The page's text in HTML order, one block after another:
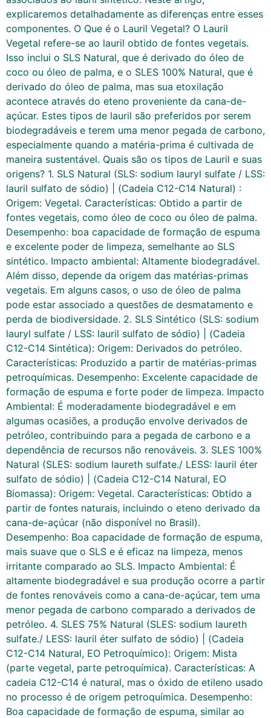
explicaremos detalhadamente as diferenças entre esses
componentes. O Que é o Lauril Vegetal? O Lauril
Vegetal refere-se ao lauril obtido de fontes vegetais.
Isso inclui o SLS Natural, que é derivado do óleo de
coco ou óleo de palma, e o SLES 100% Natural, que é
derivado do óleo de palma, mas sua etoxilação
acontece através do eteno proveniente da cana-de-
açúcar. Estes tipos de lauril são preferidos por serem
biodegradáveis e terem uma menor pegada de carbono,
especialmente quando a matéria-prima é cultivada de
maneira sustentável. Quais são os tipos de Lauril e suas
origens? 1. SLS Natural (SLS: sodium lauryl sulfate / LSS:
lauril sulfato de sódio) | (Cadeia C12-C14 Natural) :
Origem: Vegetal. Características: Obtido a partir de
fontes vegetais, como óleo de coco ou óleo de palma.
Desempenho: boa capacidade de formação de espuma
e excelente poder de limpeza, semelhante ao SLS
sintético. Impacto ambiental: Altamente biodegradável.
Além disso, depende da origem das matérias-primas
vegetais. Em alguns casos, o uso de óleo de palma
pode estar associado a questões de desmatamento e
perda de biodiversidade. 2. SLS Sintético (SLS: sodium
lauryl sulfate / LSS: lauril sulfato de sódio) | (Cadeia
C12-C14 Sintética): Origem: Derivados do petróleo.
Características: Produzido a partir de matérias-primas
petroquímicas. Desempenho: Excelente capacidade de
formação de espuma e forte poder de limpeza. Impacto
Ambiental: É moderadamente biodegradável e em
algumas ocasiões, a produção envolve derivados de
petróleo, contribuindo para a pegada de carbono e a
dependência de recursos não renováveis. 3. SLES 100%
Natural (SLES: sodium laureth sulfate./ LESS: lauril éter
sulfato de sódio) | (Cadeia C12-C14 Natural, EO
Biomassa): Origem: Vegetal. Características: Obtido a
partir de fontes naturais, incluindo o eteno derivado da
cana-de-açúcar (não disponível no Brasil).
Desempenho: Boa capacidade de formação de espuma,
mais suave que o SLS e é eficaz na limpeza, menos
irritante comparado ao SLS. Impacto Ambiental: É
altamente biodegradável e sua produção ocorre a partir
de fontes renováveis como a cana-de-açúcar, tem uma
menor pegada de carbono comparado a derivados de
petróleo. 4. SLES 75% Natural (SLES: sodium laureth
sulfate./ LESS: lauril éter sulfato de sódio) | (Cadeia
C12-C14 Natural, EO Petroquímico): Origem: Mista
(parte vegetal, parte petroquímica). Características: A
cadeia C12-C14 é natural, mas o óxido de etileno usado
no processo é de origem petroquímica. Desempenho:
Boa capacidade de formação de espuma, similar ao